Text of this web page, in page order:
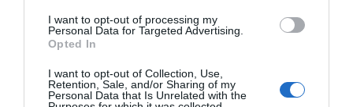
I want to opt-out of processing my
Personal Data for Targeted Advertising.
Opted In
I want to opt-out of Collection, Use,
Retention, Sale, and/or Sharing of my
Personal Data that Is Unrelated with the